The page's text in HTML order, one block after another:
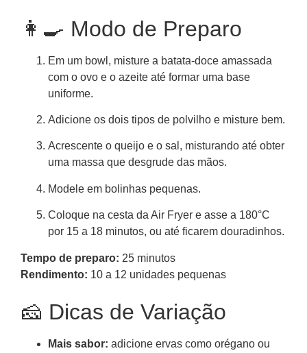
👩‍🍳 Modo de Preparo
Em um bowl, misture a batata-doce amassada
com o ovo e o azeite até formar uma base
uniforme.
Adicione os dois tipos de polvilho e misture bem.
Acrescente o queijo e o sal, misturando até obter
uma massa que desgrude das mãos.
Modele em bolinhas pequenas.
Coloque na cesta da Air Fryer e asse a 180°C
por 15 a 18 minutos, ou até ficarem douradinhos.
Tempo de preparo: 25 minutos
Rendimento: 10 a 12 unidades pequenas
🧀 Dicas de Variação
Mais sabor: adicione ervas como orégano ou